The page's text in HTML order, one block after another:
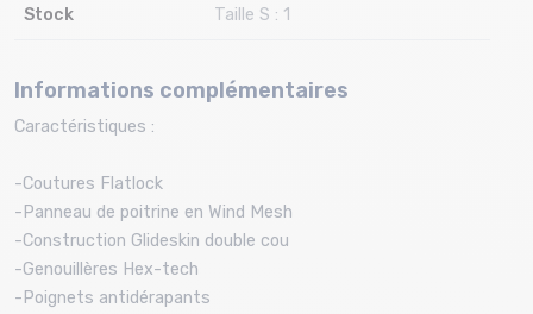
Stock Taille S : 1
Informations complémentaires
Caractéristiques :
-Coutures Flatlock
-Panneau de poitrine en Wind Mesh
-Construction Glideskin double cou
-Genouillères Hex-tech
-Poignets antidérapants